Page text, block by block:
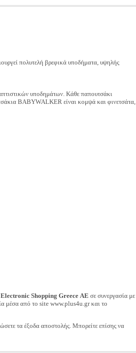
πολυτελή βρεφικά υποδήματα, υψηλής
υποδημάτων. Κάθε παπουτσάκι
BABYWALKER είναι κομψά και φινετσάτα,
Electronic Shopping Greece ΑΕ σε συνεργασία με
μέσα από το site www.plus4u.gr και το
τα έξοδα αποστολής. Μπορείτε επίσης να